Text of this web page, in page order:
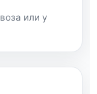
или у